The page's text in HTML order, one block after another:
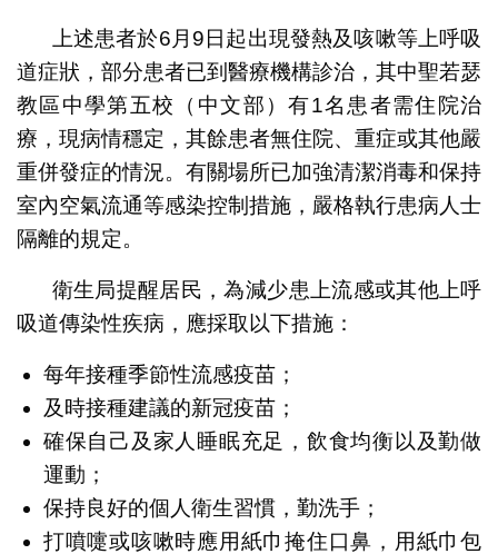
上述患者於6月9日起出現發熱及咳嗽等上呼吸
道症狀，部分患者已到醫療機構診治，其中聖若瑟
教區中學第五校（中文部）有1名患者需住院治
療，現病情穩定，其餘患者無住院、重症或其他嚴
重併發症的情況。有關場所已加強清潔消毒和保持
室內空氣流通等感染控制措施，嚴格執行患病人士
隔離的規定。
衛生局提醒居民，為減少患上流感或其他上呼
吸道傳染性疾病，應採取以下措施：
每年接種季節性流感疫苗；
及時接種建議的新冠疫苗；
確保自己及家人睡眠充足，飲食均衡以及勤做
運動；
保持良好的個人衛生習慣，勤洗手；
打噴嚏或咳嗽時應用紙巾掩住口鼻，用紙巾包